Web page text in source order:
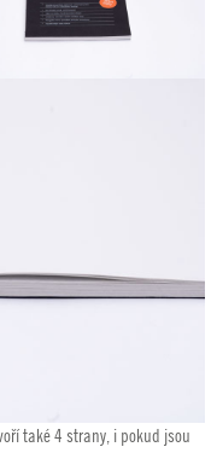
také 4 strany, i pokud jsou